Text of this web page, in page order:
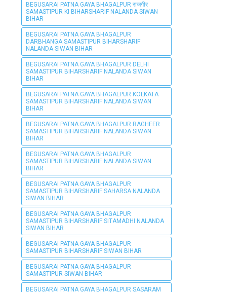
BEGUSARAI PATNA GAYA BHAGALPUR राजगीर
SAMASTIPUR KI BIHARSHARIF NALANDA SIWAN
BIHAR
BEGUSARAI PATNA GAYA BHAGALPUR
DARBHANGA SAMASTIPUR BIHARSHARIF
NALANDA SIWAN BIHAR
BEGUSARAI PATNA GAYA BHAGALPUR DELHI
SAMASTIPUR BIHARSHARIF NALANDA SIWAN
BIHAR
BEGUSARAI PATNA GAYA BHAGALPUR KOLKATA
SAMASTIPUR BIHARSHARIF NALANDA SIWAN
BIHAR
BEGUSARAI PATNA GAYA BHAGALPUR RAGHEER
SAMASTIPUR BIHARSHARIF NALANDA SIWAN
BIHAR
BEGUSARAI PATNA GAYA BHAGALPUR
SAMASTIPUR BIHARSHARIF NALANDA SIWAN
BIHAR
BEGUSARAI PATNA GAYA BHAGALPUR
SAMASTIPUR BIHARSHARIF SAHARSA NALANDA
SIWAN BIHAR
BEGUSARAI PATNA GAYA BHAGALPUR
SAMASTIPUR BIHARSHARIF SITAMADHI NALANDA
SIWAN BIHAR
BEGUSARAI PATNA GAYA BHAGALPUR
SAMASTIPUR BIHARSHARIF SIWAN BIHAR
BEGUSARAI PATNA GAYA BHAGALPUR
SAMASTIPUR SIWAN BIHAR
BEGUSARAI PATNA GAYA BHAGALPUR SASARAM